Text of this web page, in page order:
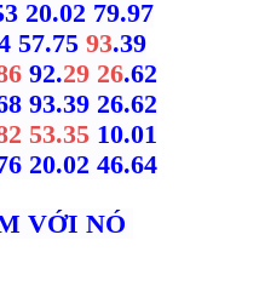
20.02 79.97
57.75 93.39
92.29 26.62
93.39 26.62
53.3510.01
20.02 46.64
VỚI NÓ